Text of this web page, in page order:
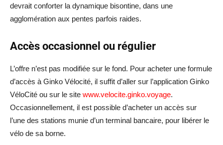
devrait conforter la dynamique bisontine, dans une
agglomération aux pentes parfois raides.
Accès occasionnel ou régulier
L’offre n’est pas modifiée sur le fond. Pour acheter une formule
d’accès à Ginko Vélocité, il suffit d’aller sur l’application Ginko
VéloCité ou sur le site www.velocite.ginko.voyage.
Occasionnellement, il est possible d’acheter un accès sur
l’une des stations munie d’un terminal bancaire, pour libérer le
vélo de sa borne.